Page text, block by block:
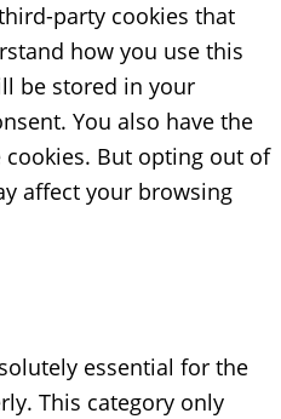
party cookies that
how you use this
be stored in your
You also have the
But opting out of
affect your browsing
essential for the
This category only